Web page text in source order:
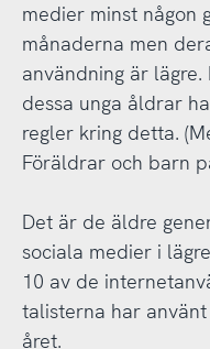
medier minst någon
månaderna men
användning är
dessa unga åldrar
regler kring detta.
Föräldrar och barn
Det är de äldre
sociala medier i
10 av de
talisterna har
året.